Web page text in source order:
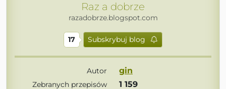
Raz a dobrze
razadobrze.blogspot.com
17 Subskrybuj blog
Autor gin
Zebranych przepisów 1 159